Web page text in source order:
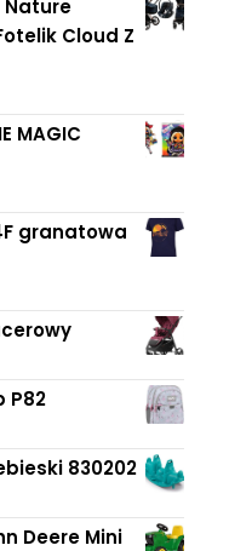
Nature
Cloud Z
MAGIC
granatowa
P82
830202
Deere Mini